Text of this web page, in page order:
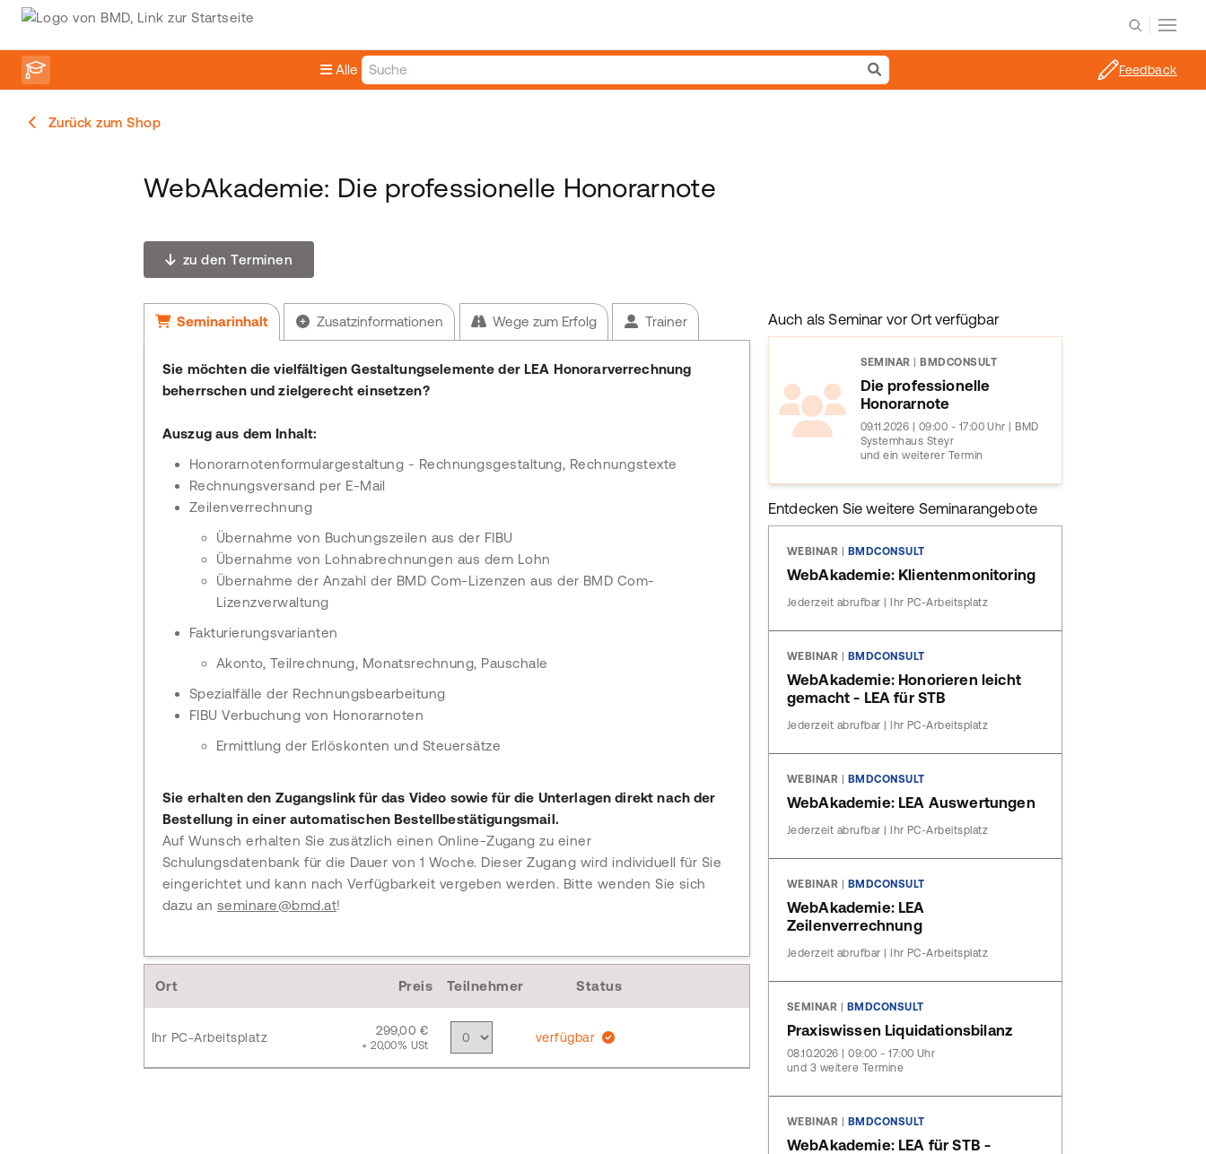
Alle Feedback
Zurück zum Shop
WebAkademie: Die professionelle Honorarnote
zu den Terminen
Seminarinhalt Zusatzinformationen Wege zum Erfolg Trainer
Sie möchten die vielfältigen Gestaltungselemente der LEA Honorarverrechnung
beherrschen und zielgerecht einsetzen?
Auszug aus dem Inhalt:
Honorarnotenformulargestaltung - Rechnungsgestaltung, Rechnungstexte
Rechnungsversand per E-Mail
Zeilenverrechnung
Übernahme von Buchungszeilen aus der FIBU
Übernahme von Lohnabrechnungen aus dem Lohn
Übernahme der Anzahl der BMD Com-Lizenzen aus der BMD Com-
Lizenzverwaltung
Fakturierungsvarianten
Akonto, Teilrechnung, Monatsrechnung, Pauschale
Spezialfälle der Rechnungsbearbeitung
FIBU Verbuchung von Honorarnoten
Ermittlung der Erlöskonten und Steuersätze
Sie erhalten den Zugangslink für das Video sowie für die Unterlagen direkt nach der
Bestellung in einer automatischen Bestellbestätigungsmail.
Auf Wunsch erhalten Sie zusätzlich einen Online-Zugang zu einer
Schulungsdatenbank für die Dauer von 1 Woche. Dieser Zugang wird individuell für Sie
eingerichtet und kann nach Verfügbarkeit vergeben werden. Bitte wenden Sie sich
dazu an seminare@bmd.at!
Ort Preis Teilnehmer Status
Ihr PC-Arbeitsplatz 299,00 €
+ 20,00% USt
verfügbar
Auch als Seminar vor Ort verfügbar
SEMINAR BMDCONSULT
Die professionelle
Honorarnote
09.11.2026 | 09:00 - 17:00 Uhr | BMD
Systemhaus Steyr
und ein weiterer Termin
Entdecken Sie weitere Seminarangebote
WEBINAR BMDCONSULT
WebAkademie: Klientenmonitoring
Jederzeit abrufbar | Ihr PC-Arbeitsplatz
WEBINAR BMDCONSULT
WebAkademie: Honorieren leicht
gemacht - LEA für STB
Jederzeit abrufbar | Ihr PC-Arbeitsplatz
WEBINAR BMDCONSULT
WebAkademie: LEA Auswertungen
Jederzeit abrufbar | Ihr PC-Arbeitsplatz
WEBINAR BMDCONSULT
WebAkademie: LEA
Zeilenverrechnung
Jederzeit abrufbar | Ihr PC-Arbeitsplatz
SEMINAR BMDCONSULT
Praxiswissen Liquidationsbilanz
08.10.2026 | 09:00 - 17:00 Uhr
und 3 weitere Termine
WEBINAR BMDCONSULT
WebAkademie: LEA für STB -